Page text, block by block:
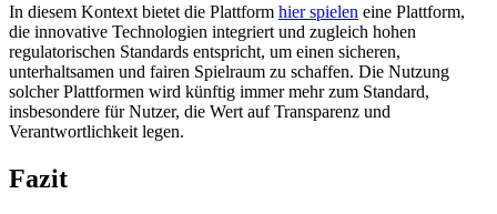
In diesem Kontext bietet die Plattform hier spielen eine Plattform,
die innovative Technologien integriert und zugleich hohen
regulatorischen Standards entspricht, um einen sicheren,
unterhaltsamen und fairen Spielraum zu schaffen. Die Nutzung
solcher Plattformen wird künftig immer mehr zum Standard,
insbesondere für Nutzer, die Wert auf Transparenz und
Verantwortlichkeit legen.
Fazit